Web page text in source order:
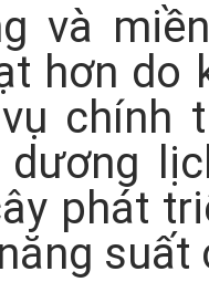
và
hơn do
chính
phát
suất